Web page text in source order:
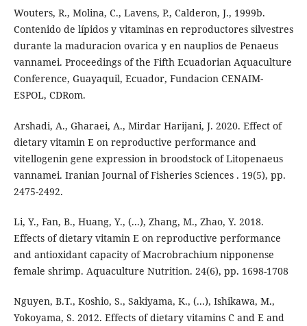
Wouters, R., Molina, C., Lavens, P., Calderon, J., 1999b.
Contenido de lípidos y vitaminas en reproductores silvestres
durante la maduracion ovarica y en nauplios de Penaeus
vannamei. Proceedings of the Fifth Ecuadorian Aquaculture
Conference, Guayaquil, Ecuador, Fundacion CENAIM-
ESPOL, CDRom.
Arshadi, A., Gharaei, A., Mirdar Harijani, J. 2020. Effect of
dietary vitamin E on reproductive performance and
vitellogenin gene expression in broodstock of Litopenaeus
vannamei. Iranian Journal of Fisheries Sciences . 19(5), pp.
2475-2492.
Li, Y., Fan, B., Huang, Y., (...), Zhang, M., Zhao, Y. 2018.
Effects of dietary vitamin E on reproductive performance
and antioxidant capacity of Macrobrachium nipponense
female shrimp. Aquaculture Nutrition. 24(6), pp. 1698-1708
Nguyen, B.T., Koshio, S., Sakiyama, K., (...), Ishikawa, M.,
Yokoyama, S. 2012. Effects of dietary vitamins C and E and